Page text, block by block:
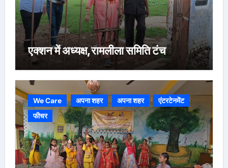
एक्शन में अध्यक्ष,रामलीला समिति टंच
We Care अपना शहर अपना शहर
एंटरटेनमेंट
फीचर